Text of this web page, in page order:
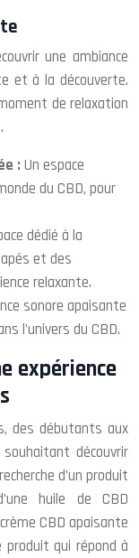
une ambiance
et à la découverte.
de relaxation
: Un espace
du CBD, pour
dédié à la
et des
relaxante.
sonore apaisante
l’univers du CBD.
expérience
des débutants aux
découvrir
d’un produit
huile de CBD
CBD apaisante
qui répond à